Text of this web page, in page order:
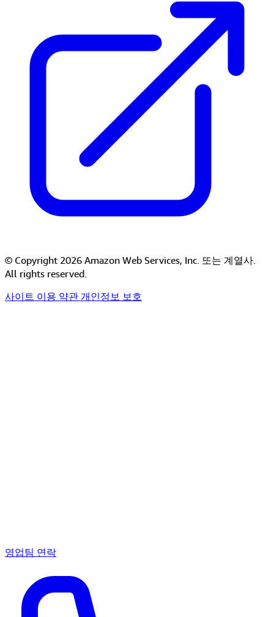
© Copyright 2026 Amazon Web Services, Inc. 또는 계열사.
All rights reserved.
사이트 이용 약관개인정보 보호
영업팀 연락